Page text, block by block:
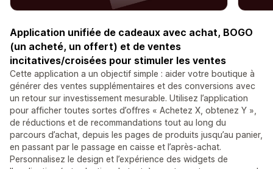
Application unifiée de cadeaux avec achat, BOGO
(un acheté, un offert) et de ventes
incitatives/croisées pour stimuler les ventes
Cette application a un objectif simple : aider votre boutique à
générer des ventes supplémentaires et des conversions avec
un retour sur investissement mesurable. Utilisez l’application
pour afficher toutes sortes d’offres « Achetez X, obtenez Y »,
de réductions et de recommandations tout au long du
parcours d’achat, depuis les pages de produits jusqu’au panier,
en passant par le passage en caisse et l’après-achat.
Personnalisez le design et l’expérience des widgets de